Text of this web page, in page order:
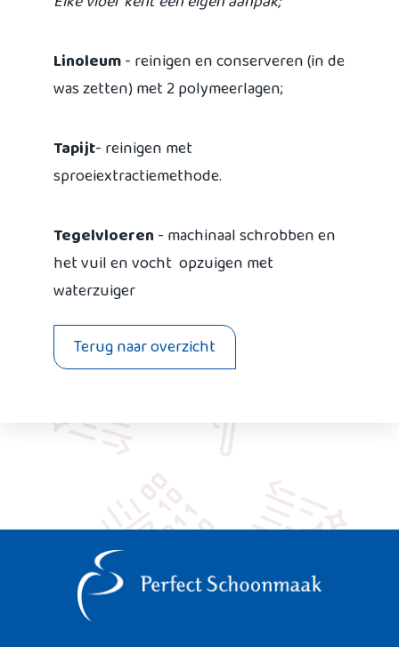
Linoleum- reinigen en conserveren (in de
was zetten) met 2 polymeerlagen;
Tapijt- reinigen met
sproeiextractiemethode.
Tegelvloeren - machinaal schrobben en
het vuil en vocht opzuigen met
waterzuiger
Terug naar overzicht